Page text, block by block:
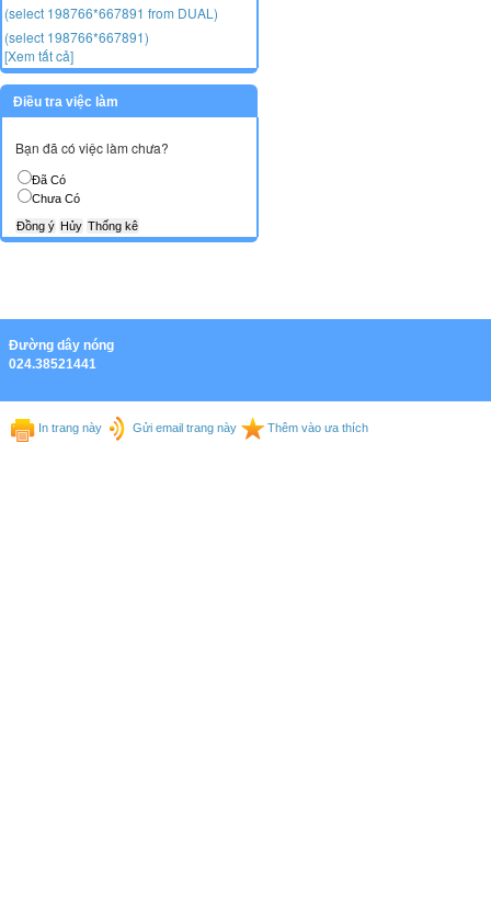
(select 198766*667891 from DUAL)
(select 198766*667891)
[Xem tất cả]
Điều tra việc làm
Bạn đã có việc làm chưa?
Đã Có
Chưa Có
Ðường dây nóng
024.38521441
In trang này Gửi email trang này Thêm vào ưa thích